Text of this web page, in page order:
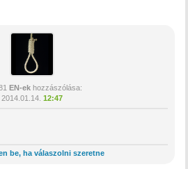
EN-ek hozzászólása:
2014.01.14. 12:47
be, ha válaszolni szeretne